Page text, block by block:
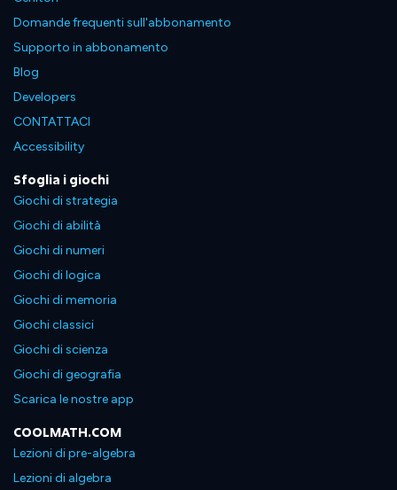
Domande frequenti sull'abbonamento
Supporto in abbonamento
Blog
Developers
CONTATTACI
Accessibility
Sfoglia i giochi
Giochi di strategia
Giochi di abilità
Giochi di numeri
Giochi di logica
Giochi di memoria
Giochi classici
Giochi di scienza
Giochi di geografia
Scarica le nostre app
COOLMATH.COM
Lezioni di pre-algebra
Lezioni di algebra